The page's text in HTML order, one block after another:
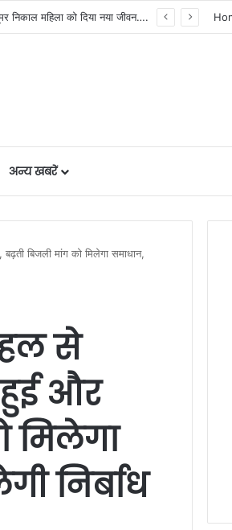
मुख्यमंत्री विष्णुदेव साय के नेतृत्व में छत्तीसगढ़ को बड़ी उपलब्धि, SASCI 2026-27 के तहत प्रोत्साहन राशि प्राप्त करने वाला देश का पहला राज्य बना छत्तीसगढ़….
अन्य खबरें
बिजली मांग को मिलेगा समाधान,
से
और
मिलेगा
निर्बाध